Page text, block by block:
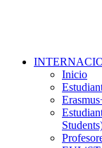
Inicio